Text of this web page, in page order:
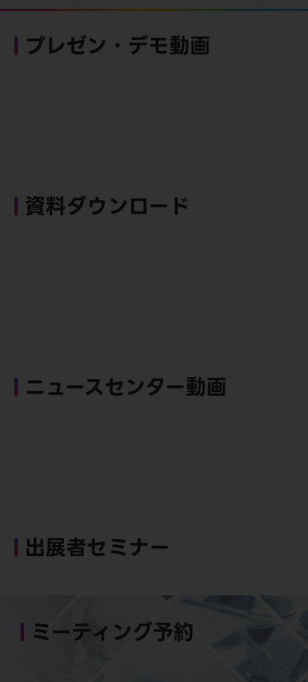
プレゼン・デモ動画
資料ダウンロード
ニュースセンター動画
出展者セミナー
ミーティング予約